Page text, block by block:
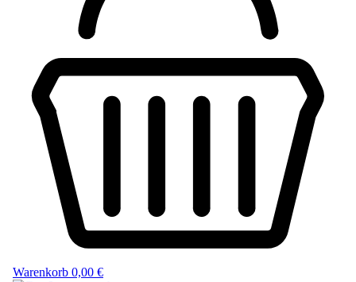
Warenkorb 0,00 €